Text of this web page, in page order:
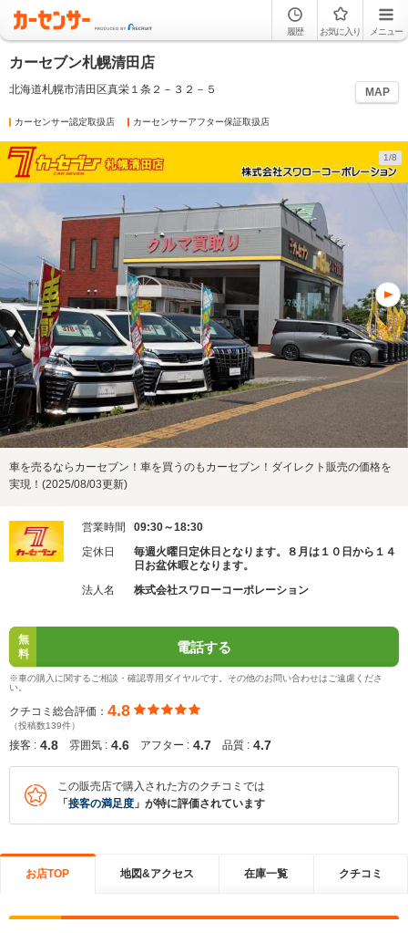
履歴 お気に入り メニュー
カーセブン札幌清田店
北海道札幌市清田区真栄１条２－３２－５ MAP
カーセンサー認定取扱店 カーセンサーアフター保証取扱店
1/8
車を売るならカーセブン！車を買うのもカーセブン！ダイレクト販売の価格を
実現！(2025/08/03更新)
営業時間
09:30～18:30
定休日
毎週火曜日定休日となります。８月は１０日から１４
日お盆休暇となります。
法人名
株式会社スワローコーポレーション
無
料
電話する
※車の購入に関するご相談・確認専用ダイヤルです。その他のお問い合わせはご遠慮くださ
い。
クチコミ総合評価： 4.8
（投稿数139件）
接客 : 4.8 雰囲気 : 4.6 アフター : 4.7 品質 : 4.7
この販売店で購入された方のクチコミでは
「 接客の満足度 」が特に評価されています
お店TOP 地図&アクセス 在庫一覧 クチコミ